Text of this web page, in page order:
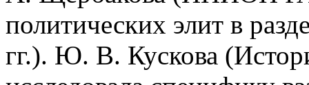
политических элит в
гг.). Ю. В. Кускова